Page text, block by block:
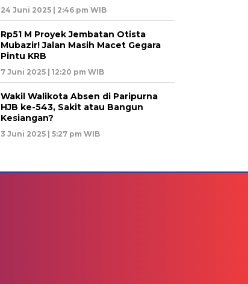
24 Juni 2025 | 2:46 pm WIB
Rp51 M Proyek Jembatan Otista
Mubazir! Jalan Masih Macet Gegara
Pintu KRB
7 Juni 2025 | 12:20 pm WIB
Wakil Walikota Absen di Paripurna
HJB ke-543, Sakit atau Bangun
Kesiangan?
3 Juni 2025 | 5:27 pm WIB